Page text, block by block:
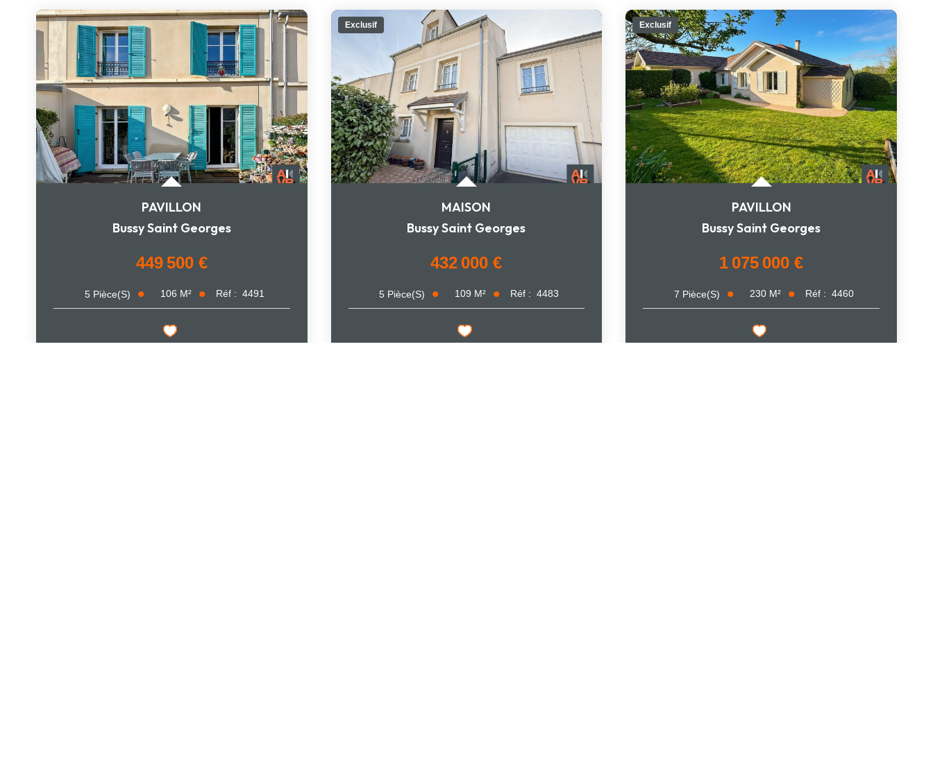
PAVILLON
Bussy Saint Georges
449 500 €
5 Pièce(s) 106 M² Réf : 4491
Exclusif
MAISON
Bussy Saint Georges
432 000 €
5 Pièce(s) 109 M² Réf : 4483
Exclusif
PAVILLON
Bussy Saint Georges
1 075 000 €
7 Pièce(s) 230 M² Réf : 4460